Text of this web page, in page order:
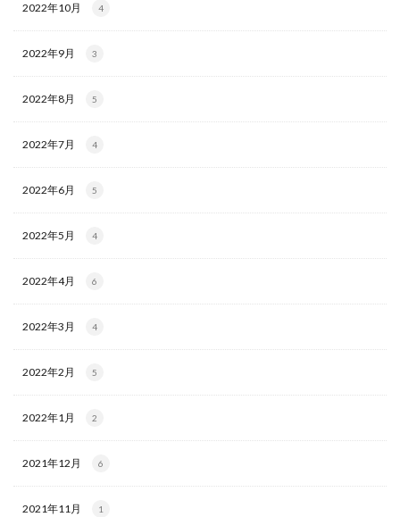
2022年10月 4
2022年9月 3
2022年8月 5
2022年7月 4
2022年6月 5
2022年5月 4
2022年4月 6
2022年3月 4
2022年2月 5
2022年1月 2
2021年12月 6
2021年11月 1